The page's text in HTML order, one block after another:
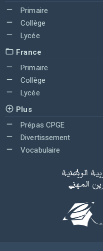
Primaire
Collège
Lycée
France
Primaire
Collège
Lycée
Plus
Prépas CPGE
Divertissement
Vocabulaire